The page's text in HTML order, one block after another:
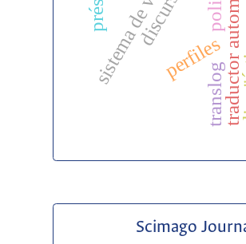
traductor automático
translog
perfiles
Scimago